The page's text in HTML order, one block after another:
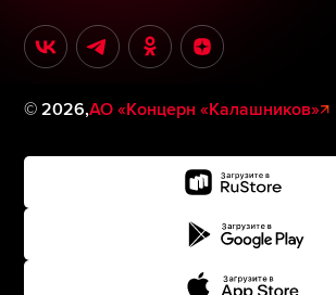
©2026,АО «Концерн «Калашников»